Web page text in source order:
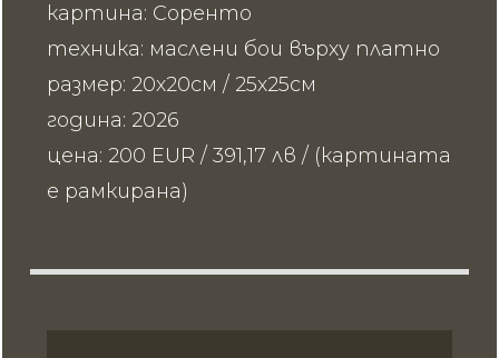
картина: Соренто
техника: маслени бои върху платно
размер: 20х20см / 25х25см
година: 2026
цена: 200 EUR / 391,17 лв / (картината
е рамкирана)